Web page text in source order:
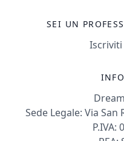
SEI UN
Iscriviti
Sede Legale: Via San
P.IVA: